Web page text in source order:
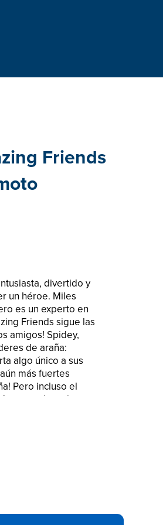
Friends
divertido y
un héroe. Miles
es un experto en
Friends sigue las
amigos! Spidey,
de araña:
algo único a sus
más fuertes
Pero incluso el
es cuando es bueno
son propiedad de
de Marvel